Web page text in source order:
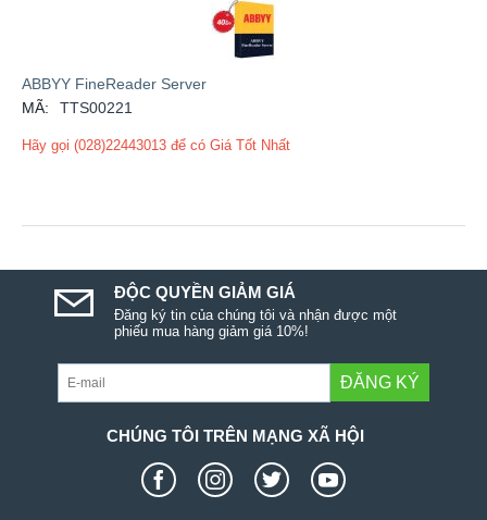
ABBYY FineReader Server
MÃ:
TTS00221
Hãy gọi (028)22443013 để có Giá Tốt Nhất
ĐỘC QUYỀN GIẢM GIÁ
Đăng ký tin của chúng tôi và nhận được một
phiếu mua hàng giảm giá 10%!
ĐĂNG KÝ
CHÚNG TÔI TRÊN MẠNG XÃ HỘI